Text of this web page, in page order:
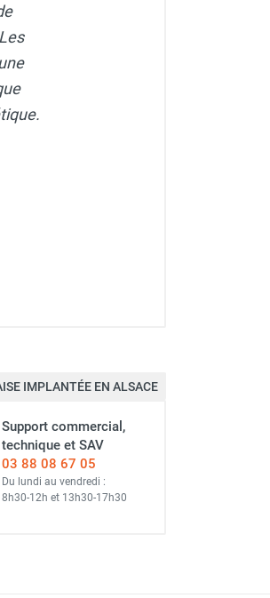
IMPLANTÉE EN ALSACE
Support commercial,
technique et SAV
03 88 08 67 05
Du lundi au vendredi :
8h30-12h et 13h30-17h30